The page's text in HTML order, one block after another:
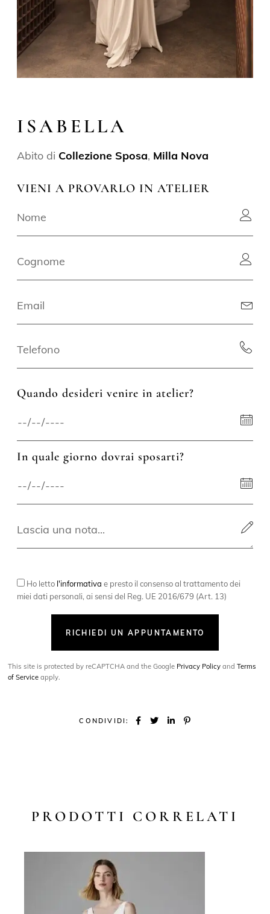
ISABELLA
Abito di Collezione Sposa, Milla Nova
VIENI A PROVARLO IN ATELIER
Quando desideri venire in atelier?
In quale giorno dovrai sposarti?
Ho letto l'informativa e presto il consenso al trattamento dei
miei dati personali, ai sensi del Reg. UE 2016/679 (Art. 13)
RICHIEDI UN APPUNTAMENTO
This site is protected by reCAPTCHA and the Google Privacy Policy andTerms
of Service apply.
CONDIVIDI:
PRODOTTI CORRELATI